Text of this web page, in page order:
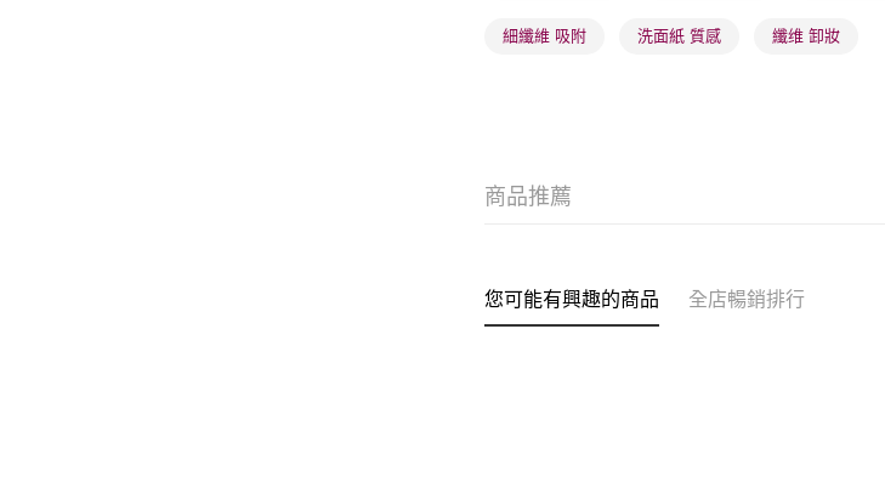
細纖維 吸附 洗面紙 質感 纖维 卸妝
商品推薦
您可能有興趣的商品 全店暢銷排行